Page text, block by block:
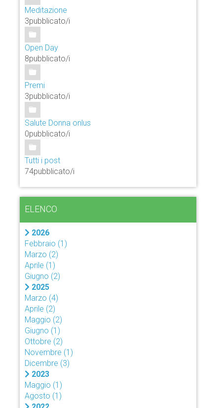
Meditazione
3pubblicato/i
Open Day
8pubblicato/i
Premi
3pubblicato/i
Salute Donna onlus
0pubblicato/i
Tutti i post
74pubblicato/i
ELENCO
2026
Febbraio (1)
Marzo (2)
Aprile (1)
Giugno (2)
2025
Marzo (4)
Aprile (2)
Maggio (2)
Giugno (1)
Ottobre (2)
Novembre (1)
Dicembre (3)
2023
Maggio (1)
Agosto (1)